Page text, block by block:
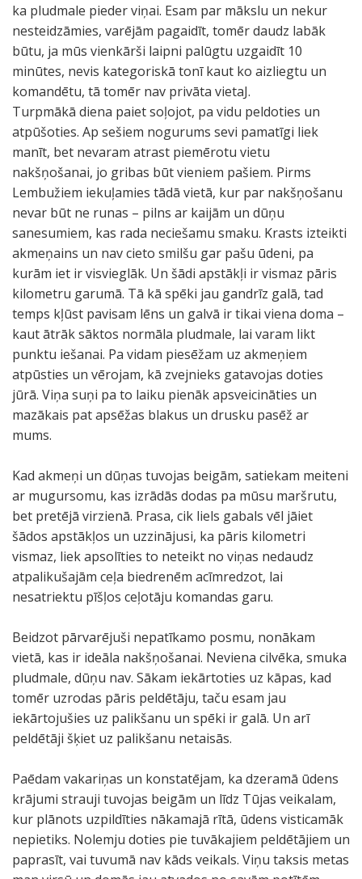
ka pludmale pieder viņai. Esam par mākslu un nekur
nesteidzāmies, varējām pagaidīt, tomēr daudz labāk
būtu, ja mūs vienkārši laipni palūgtu uzgaidīt 10
minūtes, nevis kategoriskā tonī kaut ko aizliegtu un
komandētu, tā tomēr nav privāta vietaJ.
Turpmākā diena paiet soļojot, pa vidu peldoties un
atpūšoties. Ap sešiem nogurums sevi pamatīgi liek
manīt, bet nevaram atrast piemērotu vietu
nakšņošanai, jo gribas būt vieniem pašiem. Pirms
Lembužiem iekuļamies tādā vietā, kur par nakšņošanu
nevar būt ne runas – pilns ar kaijām un dūņu
sanesumiem, kas rada neciešamu smaku. Krasts izteikti
akmeņains un nav cieto smilšu gar pašu ūdeni, pa
kurām iet ir visvieglāk. Un šādi apstākļi ir vismaz pāris
kilometru garumā. Tā kā spēki jau gandrīz galā, tad
temps kļūst pavisam lēns un galvā ir tikai viena doma –
kaut ātrāk sāktos normāla pludmale, lai varam likt
punktu iešanai. Pa vidam piesēžam uz akmeņiem
atpūsties un vērojam, kā zvejnieks gatavojas doties
jūrā. Viņa suņi pa to laiku pienāk apsveicināties un
mazākais pat apsēžas blakus un drusku pasēž ar
mums.
Kad akmeņi un dūņas tuvojas beigām, satiekam meiteni
ar mugursomu, kas izrādās dodas pa mūsu maršrutu,
bet pretējā virzienā. Prasa, cik liels gabals vēl jāiet
šādos apstākļos un uzzinājusi, ka pāris kilometri
vismaz, liek apsolīties to neteikt no viņas nedaudz
atpalikušajām ceļa biedrenēm acīmredzot, lai
nesatriektu pīšļos ceļotāju komandas garu.
Beidzot pārvarējuši nepatīkamo posmu, nonākam
vietā, kas ir ideāla nakšņošanai. Neviena cilvēka, smuka
pludmale, dūņu nav. Sākam iekārtoties uz kāpas, kad
tomēr uzrodas pāris peldētāju, taču esam jau
iekārtojušies uz palikšanu un spēki ir galā. Un arī
peldētāji šķiet uz palikšanu netaisās.
Paēdam vakariņas un konstatējam, ka dzeramā ūdens
krājumi strauji tuvojas beigām un līdz Tūjas veikalam,
kur plānots uzpildīties nākamajā rītā, ūdens visticamāk
nepietiks. Nolemju doties pie tuvākajiem peldētājiem un
paprasīt, vai tuvumā nav kāds veikals. Viņu taksis metas